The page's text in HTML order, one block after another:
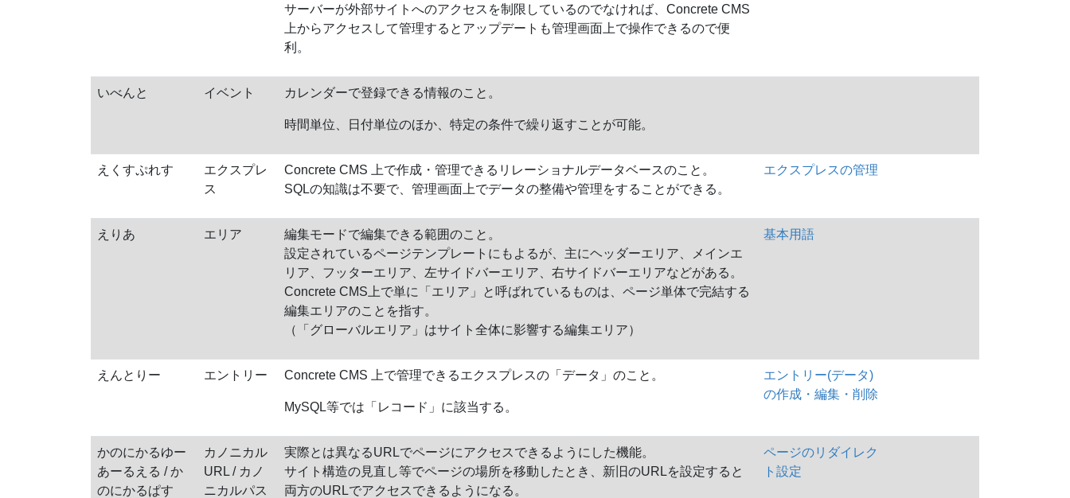
サーバーが外部サイトへのアクセスを制限しているのでなければ、Concrete CMS
上からアクセスして管理するとアップデートも管理画面上で操作できるので便
利。
いべんと イベント カレンダーで登録できる情報のこと。
時間単位、日付単位のほか、特定の条件で繰り返すことが可能。
えくすぷれす
エクスプレ
ス
Concrete CMS 上で作成・管理できるリレーショナルデータベースのこと。
SQLの知識は不要で、管理画面上でデータの整備や管理をすることができる。
エクスプレスの管理
えりあ エリア
編集モードで編集できる範囲のこと。
設定されているページテンプレートにもよるが、主にヘッダーエリア、メインエ
リア、フッターエリア、左サイドバーエリア、右サイドバーエリアなどがある。
Concrete CMS上で単に「エリア」と呼ばれているものは、ページ単体で完結する
編集エリアのことを指す。
（「グローバルエリア」はサイト全体に影響する編集エリア）
基本用語
えんとりー エントリー Concrete CMS 上で管理できるエクスプレスの「データ」のこと。
MySQL等では「レコード」に該当する。
エントリー(データ)
の作成・編集・削除
かのにかるゆー
あーるえる / か
のにかるぱす
カノニカル
URL / カノ
ニカルパス
実際とは異なるURLでページにアクセスできるようにした機能。
サイト構造の見直し等でページの場所を移動したとき、新旧のURLを設定すると
両方のURLでアクセスできるようになる。
ページのリダイレク
ト設定